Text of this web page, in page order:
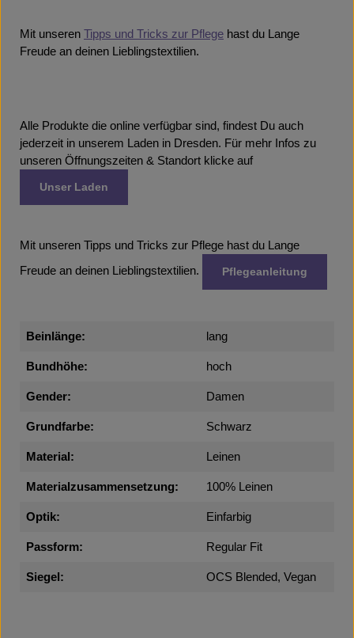
Mit unseren Tipps und Tricks zur Pflege hast du Lange
Freude an deinen Lieblingstextilien.
Alle Produkte die online verfügbar sind, findest Du auch
jederzeit in unserem Laden in Dresden. Für mehr Infos zu
unseren Öffnungszeiten & Standort klicke auf
Unser Laden
Mit unseren Tipps und Tricks zur Pflege hast du Lange
Freude an deinen Lieblingstextilien. Pflegeanleitung
Beinlänge: lang
Bundhöhe: hoch
Gender: Damen
Grundfarbe: Schwarz
Material: Leinen
Materialzusammensetzung: 100% Leinen
Optik: Einfarbig
Passform: Regular Fit
Siegel: OCS Blended, Vegan